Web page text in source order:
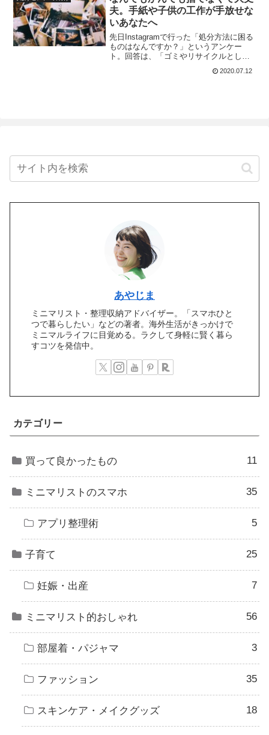
ておきながら、バ
夫。手紙や子供の工作が手放せな
いあなたへ
先日Instagramで行った「処分方法に困る
ものはなんですか？」というアンケー
ト。回答は、「ゴミやリサイクルとし
て、物理的にどのように処分したらよい
か分からないモノ」と、「手放す決心が
2020.07.12
あやじま
ミニマリスト・整理収納アドバイザー。「スマホひと
つで暮らしたい」などの著者。海外生活がきっかけで
ミニマルライフに目覚める。ラクして身軽に賢く暮ら
すコツを発信中。
カテゴリー
買って良かったもの 11
ミニマリストのスマホ 35
アプリ整理術 5
子育て 25
妊娠・出産 7
ミニマリスト的おしゃれ 56
部屋着・パジャマ 3
ファッション 35
スキンケア・メイクグッズ 18